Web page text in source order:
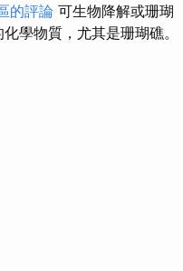
的評論 可生物降解或珊瑚
學物質，尤其是珊瑚礁。